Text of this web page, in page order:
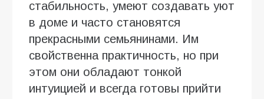
стабильность, умеют создавать уют
в доме и часто становятся
прекрасными семьянинами. Им
свойственна практичность, но при
этом они обладают тонкой
интуицией и всегда готовы прийти